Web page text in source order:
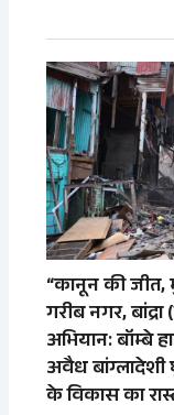
“कानून की
गरीब नगर,
अभियान: बॉम्बे
अवैध बांग्लादेशी
के विकास का